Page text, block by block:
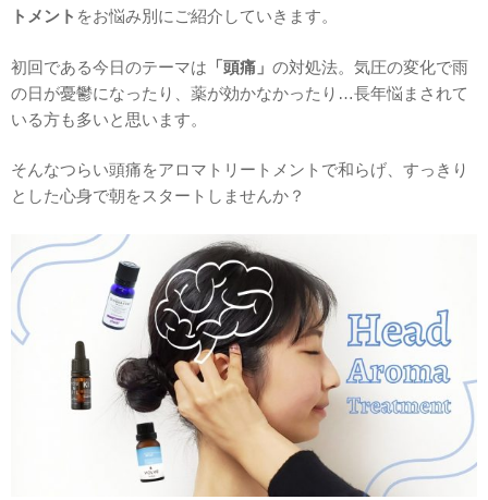
トメント をお悩み別にご紹介していきます。
初回である今日のテーマは 「頭痛」 の対処法。気圧の変化で雨
の日が憂鬱になったり、薬が効かなかったり…長年悩まされて
いる方も多いと思います。
そんなつらい頭痛をアロマトリートメントで和らげ、すっきり
とした心身で朝をスタートしませんか？